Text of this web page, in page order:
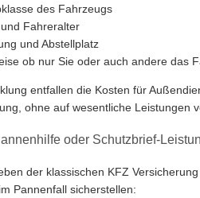
des Fahrzeugs
Fahreralter
und Abstellplatz
ob nur Sie oder auch andere das
entfallen die Kosten für
ohne auf wesentliche Leistungen
oder Schutzbrief-
der klassischen KFZ
Pannenfall sicherstellen: